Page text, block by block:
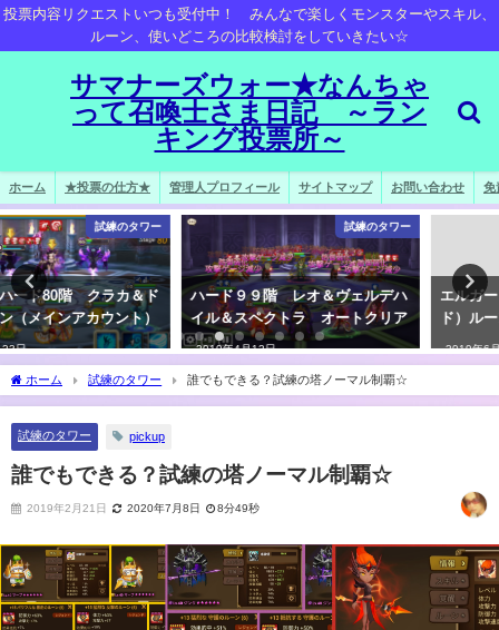
投票内容リクエストいつも受付中！ みんなで楽しくモンスターやスキル、
ルーン、使いどころの比較検討をしていきたい☆
サマナーズウォー★なんちゃ
って召喚士さま日記 ～ラン
キング投票所～
ホーム ★投票の仕方★ 管理人プロフィール サイトマップ お問い合わせ 免
試練のタワー
ハード９９階 レオ＆ヴェルデハ
イル＆スペクトラ オートクリア
2019年4月12日
エルガー（闇ヴァンパイアロー
ド）ルーン
2019年6月10日
ホーム 試練のタワー 誰でもできる？試練の塔ノーマル制覇☆
試練のタワー pickup
誰でもできる？試練の塔ノーマル制覇☆
2019年2月21日 2020年7月8日 8分49秒